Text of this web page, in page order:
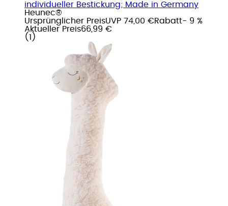
individueller Bestickung; Made in Germany
Heunec®
Ursprünglicher PreisUVP 74,00 €Rabatt- 9 %
Aktueller Preis66,99 €
( 1 )